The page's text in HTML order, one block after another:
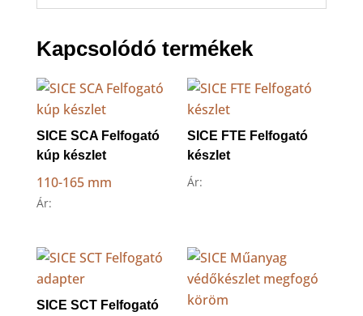
Kapcsolódó termékek
SICE SCA Felfogató
kúp készlet
110-165 mm
Ár:
SICE FTE Felfogató
készlet
Ár:
SICE SCT Felfogató